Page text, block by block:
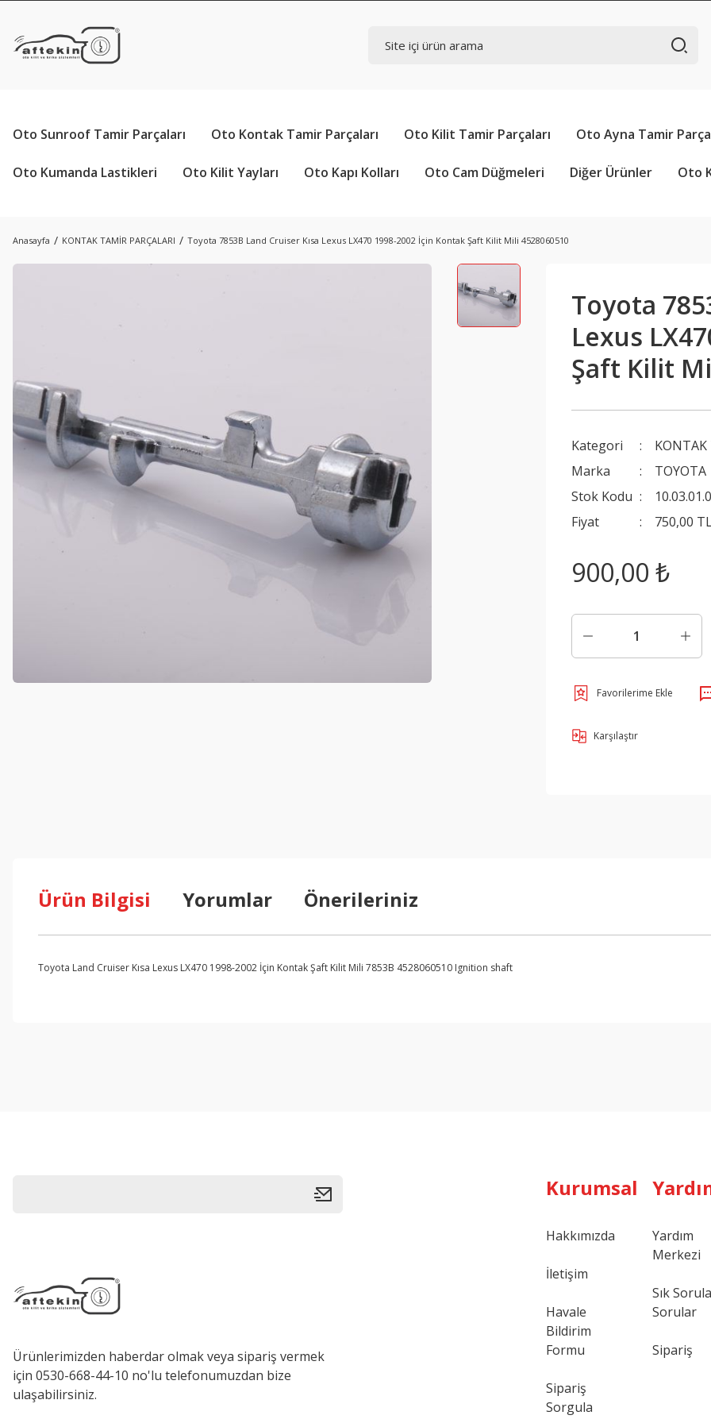
Oto Sunroof Tamir Parçaları Oto Kontak Tamir Parçaları Oto Kilit Tamir Parçaları Oto Ayna Tamir
Oto Kumanda Lastikleri Oto Kilit Yayları Oto Kapı Kolları Oto Cam Düğmeleri Diğer Ürünler Oto
Anasayfa KONTAK TAMİR PARÇALARI Toyota 7853B Land Cruiser Kısa Lexus LX470 1998-2002 İçin Kontak Şaft Kilit Mili 4528060510
Toyota
Lexus
Şaft Kilit
Kategori
KONTAK
Marka
TOYOTA
Stok Kodu
Fiyat
750,00
900,00 ₺
Karşılaştır
Ürün Bilgisi Yorumlar Önerileriniz
Toyota Land Cruiser Kısa Lexus LX470 1998-2002 İçin Kontak Şaft Kilit Mili 7853B 4528060510 Ignition shaft
Ürünlerimizden haberdar olmak veya sipariş vermek
için 0530-668-44-10 no'lu telefonumuzdan bize
ulaşabilirsiniz.
Kurumsal
Hakkımızda
İletişim
Havale
Bildirim
Formu
Sipariş
Sorgula
Yardım
Merkezi
Sık
Sorular
Sipariş